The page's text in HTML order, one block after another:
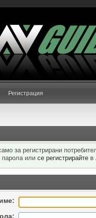
Регистрация
за регистрирани
или се регистрирайтев